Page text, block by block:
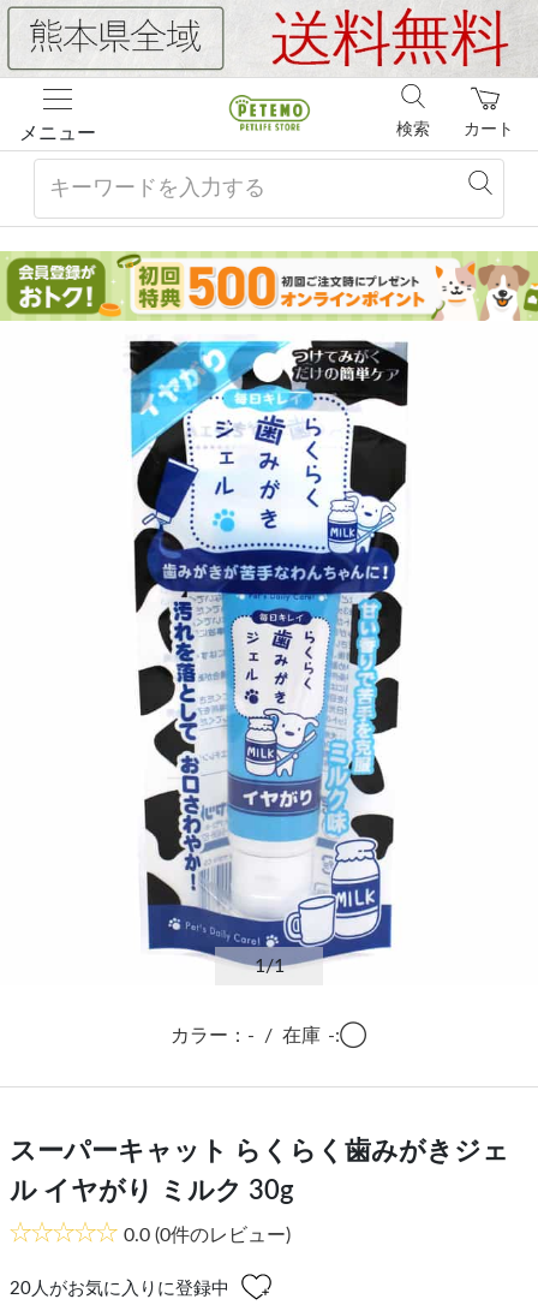
メニュー カート
検索
1/1
カラー：- / 在庫 -:◯
スーパーキャット らくらく歯みがきジェ
ル イヤがり ミルク 30g
0.0 (0件のレビュー)
20 人がお気に入りに登録中